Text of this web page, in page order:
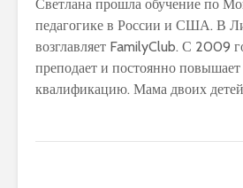
Светлана прошла обучение по
педагогике в России и США. В
возглавляет FamilyClub. С 2009
преподает и постоянно
квалификацию. Мама двоих